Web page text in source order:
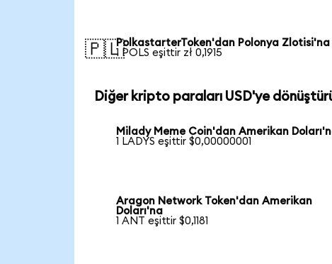
🇵🇱PolkastarterToken'dan Polonya Zlotisi'na
1 POLS eşittir zł 0,1915
Diğer kripto paraları USD'ye
Milady Meme Coin'dan Amerikan
1 LADYS eşittir $0,00000001
Aragon Network Token'dan Amerikan
Doları'na
1 ANT eşittir $0,1181